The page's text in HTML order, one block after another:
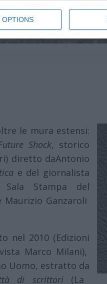
OPTIONS
le mura estensi:
Shock, storico
diretto daAntonio
e del giornalista
Sala Stampa del
Maurizio Ganzaroli
nel 2010 (Edizioni
Marco Milani),
Uomo, estratto da
di scrittori(La